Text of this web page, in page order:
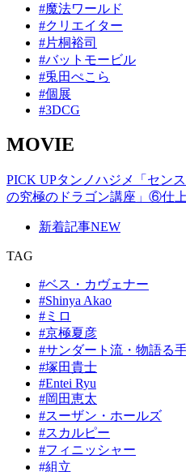
#魔法ワールド
#クリエイター
#片桐裕司
#バットモービル
#兎田ぺこら
#個展
#3DCG
MOVIE
PICK UPタンノハジメ「セン
の究極のドラゴン講座」⑥仕
新着記事NEW
TAG
#ベス・カヴェナー
#Shinya Akao
#ミロ
#京極夏彦
#サンダート流・物語る
#塚田貴士
#Entei Ryu
#岡田恵太
#スーザン・ホールズ
#スカルピー
#フィニッシャー
#組立